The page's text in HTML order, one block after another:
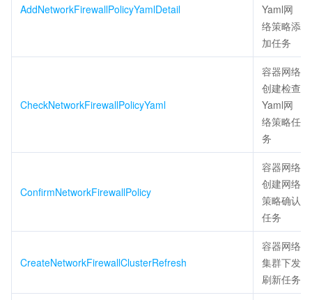
AddNetworkFirewallPolicyYamlDetail
Yaml网
络策略添
加任务
CheckNetworkFirewallPolicyYaml
容器网络
创建检查
Yaml网
络策略任
务
ConfirmNetworkFirewallPolicy
容器网络
创建网络
策略确认
任务
CreateNetworkFirewallClusterRefresh
容器网络
集群下发
刷新任务